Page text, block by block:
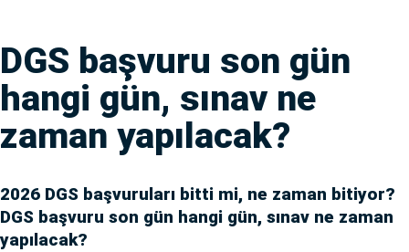
DGS başvuru son gün
hangi gün, sınav ne
zaman yapılacak?
2026 DGS başvuruları bitti mi, ne zaman bitiyor?
DGS başvuru son gün hangi gün, sınav ne zaman
yapılacak?